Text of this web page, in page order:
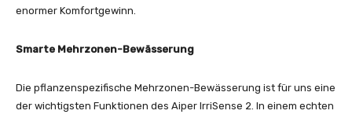
enormer Komfortgewinn.
Smarte Mehrzonen-Bewässerung
Die pflanzenspezifische Mehrzonen-Bewässerung ist für uns eine
der wichtigsten Funktionen des Aiper IrriSense 2. In einem echten